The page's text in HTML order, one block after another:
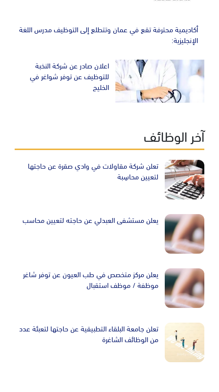
أكاديمية محترفة تقع في عمان وتتطلع إلى التوظيف مدرس اللغة
الإنجليزية:
اعلان صادر عن شركة النخبة
للتوظيف عن توفر شواغر في
الخليج
آخر الوظائف
تعلن شركة مقاولات في وادي صقرة عن حاجتها
لتعيين محاسِبة
يعلن مستشفى العبدلي عن حاجته لتعيين محاسب
يعلن مركز متخصص في طب العيون عن توفر شاغر
موظفة / موظف استقبال
تعلن جامعة البلقاء التطبيقية عن حاجتها لتعبئة عدد
من الوظائف الشاغرة